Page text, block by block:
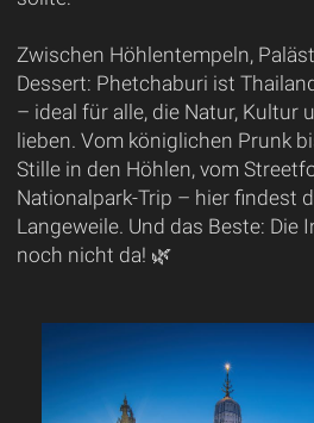
Zwischen Höhlentempeln,
Dessert: Phetchaburi ist
– ideal für alle, die Natur, Kultur
lieben. Vom königlichen Prunk
Stille in den Höhlen, vom
Nationalpark-Trip – hier findest
Langeweile. Und das Beste: Die
noch nicht da! 🌿